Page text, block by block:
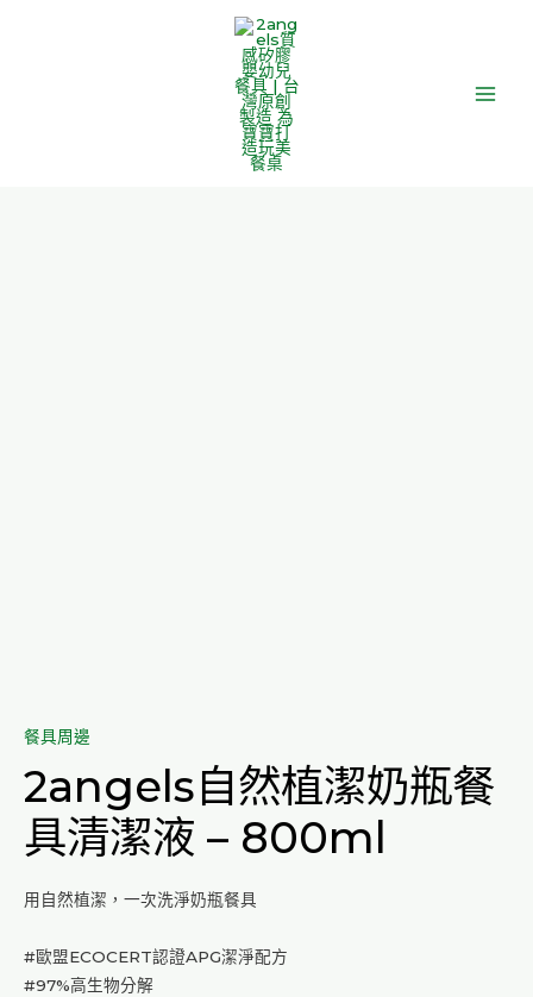
餐具周邊
2angels自然植潔奶瓶餐
具清潔液 – 800ml
用自然植潔，一次洗淨奶瓶餐具
#歐盟ECOCERT認證APG潔淨配方
#97%高生物分解